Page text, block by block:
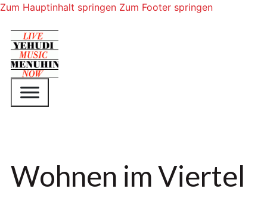
Zum Hauptinhalt springen Zum Footer springen
Wohnen im Viertel